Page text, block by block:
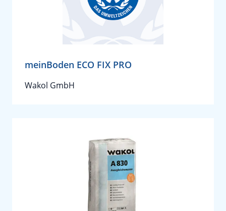
meinBoden ECO FIX PRO
Wakol GmbH